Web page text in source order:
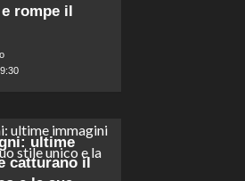
rompe il
ultime
catturano il